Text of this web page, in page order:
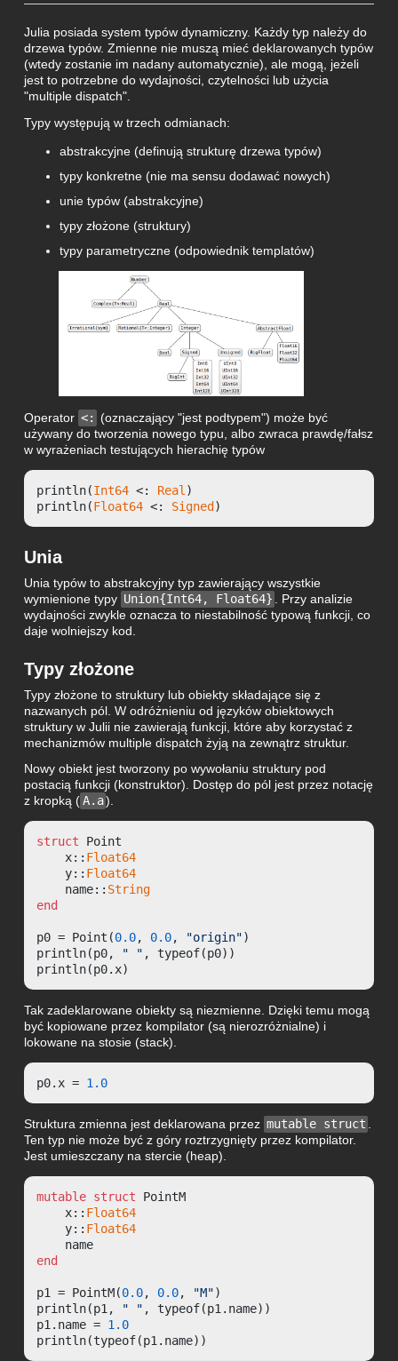
Julia posiada system typów dynamiczny. Każdy typ należy do
drzewa typów. Zmienne nie muszą mieć deklarowanych typów
(wtedy zostanie im nadany automatycznie), ale mogą, jeżeli
jest to potrzebne do wydajności, czytelności lub użycia
"multiple dispatch".
Typy występują w trzech odmianach:
abstrakcyjne (definują strukturę drzewa typów)
typy konkretne (nie ma sensu dodawać nowych)
unie typów (abstrakcyjne)
typy złożone (struktury)
typy parametryczne (odpowiednik templatów)
Operator <:
(oznaczający "jest podtypem") może być
używany do tworzenia nowego typu, albo zwraca prawdę/fałsz
w wyrażeniach testujących hierachię typów
println(Int64 <: Real )
println(Float64 <: Signed )
Unia
Unia typów to abstrakcyjny typ zawierający wszystkie
wymienione typy Union{Int64, Float64}
. Przy analizie
wydajności zwykle oznacza to niestabilność typową funkcji, co
daje wolniejszy kod.
Typy złożone
Typy złożone to struktury lub obiekty składające się z
nazwanych pól. W odróżnieniu od języków obiektowych
struktury w Julii nie zawierają funkcji, które aby korzystać z
mechanizmów multiple dispatch żyją na zewnątrz struktur.
Nowy obiekt jest tworzony po wywołaniu struktury pod
postacią funkcji (konstruktor). Dostęp do pól jest przez notację
z kropką (A.a).
struct Point
    x::
Float64
    y::
Float64
    name::
String
end
p0 = Point(0.0, 0.0, "origin")
println(p0,
" " , typeof(p0))
println(p0.x)
Tak zadeklarowane obiekty są niezmienne. Dzięki temu mogą
być kopiowane przez kompilator (są nierozróżnialne) i
lokowane na stosie (stack).
p0.x = 1.0
Struktura zmienna jest deklarowana przez mutable struct .
Ten typ nie może być z góry roztrzygnięty przez kompilator.
Jest umieszczany na stercie (heap).
mutable struct PointM
    x::
Float64
    y::
Float64
    name
end
p1 = PointM(0.0, 0.0, "M")
println(p1,
" " , typeof(p1.name))
p1.name = 1.0
println(typeof(p1.name))